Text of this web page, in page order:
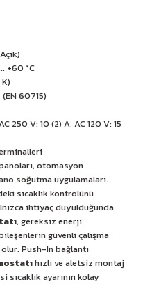
+60 °C
60715)
250 V: 10 (2) A, AC 120 V: 15
otomasyon
soğutma uygulamaları.
sıcaklık kontrolünü
ihtiyaç duyulduğunda
, gereksiz enerji
güvenli çalışma
olur. Push-In bağlantı
hızlı ve aletsiz montaj
sıcaklık ayarının kolay